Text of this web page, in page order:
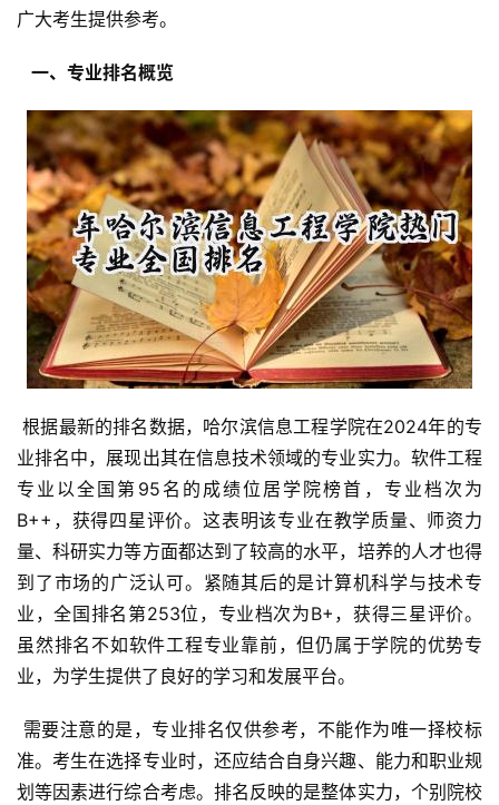
广大考生提供参考。
  一、专业排名概览
根据最新的排名数据，哈尔滨信息工程学院在2024年的专
业排名中，展现出其在信息技术领域的专业实力。软件工程
专业以全国第95名的成绩位居学院榜首，专业档次为
B++，获得四星评价。这表明该专业在教学质量、师资力
量、科研实力等方面都达到了较高的水平，培养的人才也得
到了市场的广泛认可。紧随其后的是计算机科学与技术专
业，全国排名第253位，专业档次为B+，获得三星评价。
虽然排名不如软件工程专业靠前，但仍属于学院的优势专
业，为学生提供了良好的学习和发展平台。
准。考生在选择专业时，还应结合自身兴趣、能力和职业规
划等因素进行综合考虑。排名反映的是整体实力，个别院校